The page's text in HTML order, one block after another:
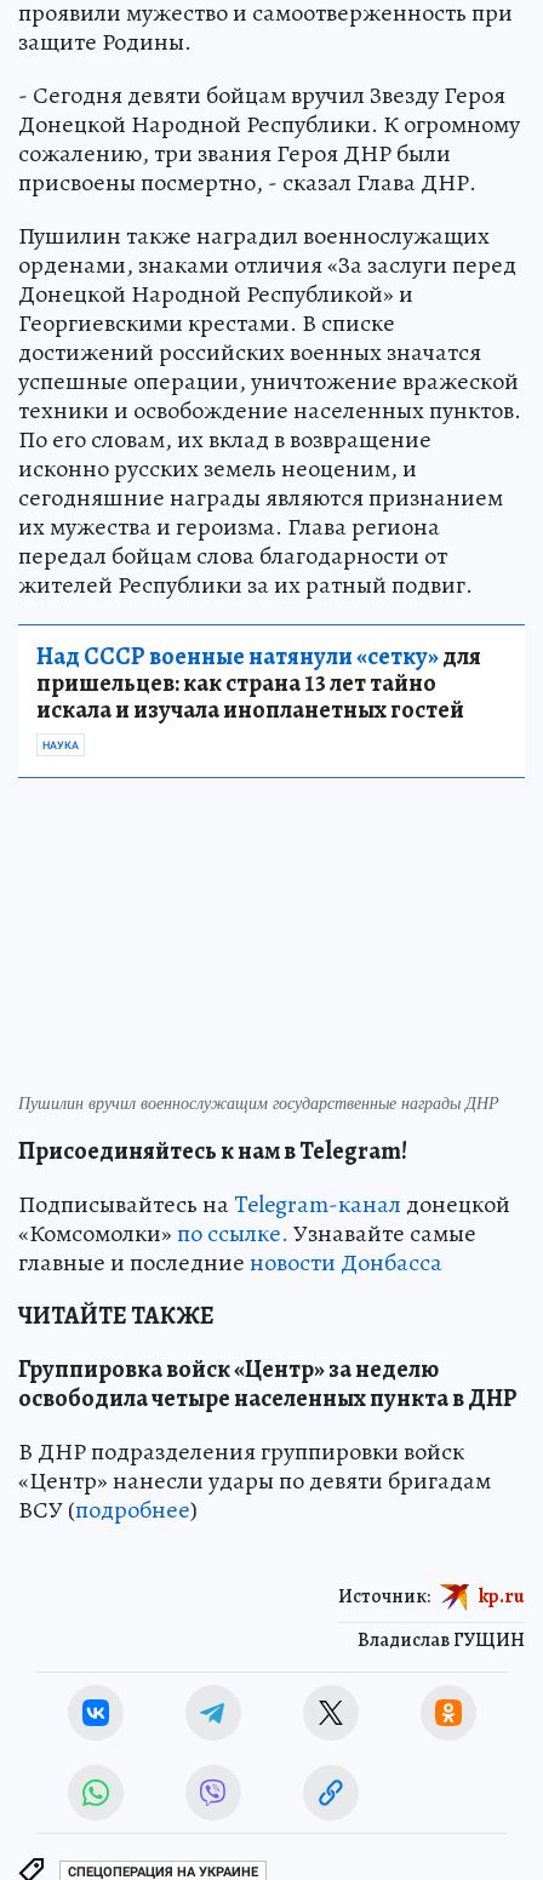
проявили мужество и самоотверженность при
защите Родины.
- Сегодня девяти бойцам вручил Звезду Героя
Донецкой Народной Республики. К огромному
сожалению, три звания Героя ДНР были
присвоены посмертно, - сказал Глава ДНР.
Пушилин также наградил военнослужащих
орденами, знаками отличия «За заслуги перед
Донецкой Народной Республикой» и
Георгиевскими крестами. В списке
достижений российских военных значатся
успешные операции, уничтожение вражеской
техники и освобождение населенных пунктов.
По его словам, их вклад в возвращение
исконно русских земель неоценим, и
сегодняшние награды являются признанием
их мужества и героизма. Глава региона
передал бойцам слова благодарности от
жителей Республики за их ратный подвиг.
Над СССР военные натянули «сетку»для
пришельцев: как страна 13 лет тайно
искала и изучала инопланетных гостей
НАУКА
Пушилин вручил военнослужащим государственные награды ДНР
Присоединяйтесь к нам в Telegram!
Подписывайтесь наTelegram-канал донецкой
«Комсомолки»по ссылке. Узнавайте самые
главные и последниеновости Донбасса
ЧИТАЙТЕ ТАКЖЕ
Группировка войск «Центр» за неделю
освободила четыре населенных пункта в ДНР
В ДНР подразделения группировки войск
«Центр» нанесли удары по девяти бригадам
ВСУ (подробнее)
Владислав ГУЩИН
Источник: kp.ru
СПЕЦОПЕРАЦИЯ НА УКРАИНЕ